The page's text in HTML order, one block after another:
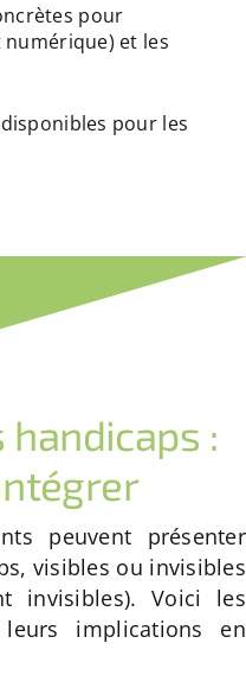
pour
numérique) et les
pour les
:
peuvent présenter
visibles ou invisibles
invisibles). Voici les
implications en